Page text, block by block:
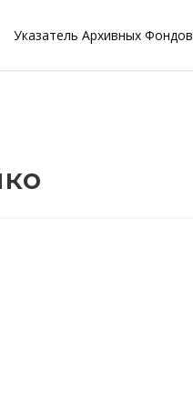
Указатель Архивных Фондов